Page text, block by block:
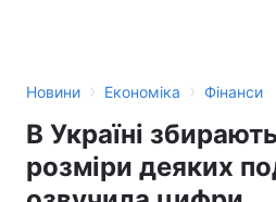
Новини › Економіка › Фінанси
В Україні
розміри деяких